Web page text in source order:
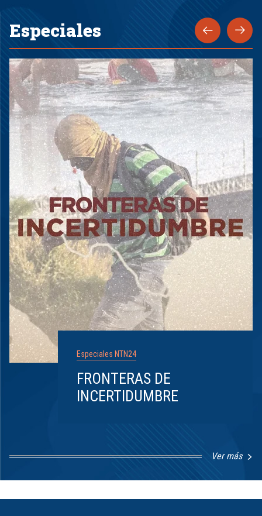
Especiales
Especiales NTN24
FRONTERAS DE
INCERTIDUMBRE
Ver más
1
8